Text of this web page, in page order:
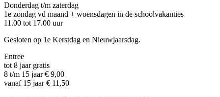
Donderdag t/m zaterdag
1e zondag vd maand + woensdagen in de schoolvakanties
11.00 tot 17.00 uur
Gesloten op 1e Kerstdag en Nieuwjaarsdag.
Entree
tot 8 jaar gratis
8 t/m 15 jaar € 9,00
vanaf 15 jaar € 11,50